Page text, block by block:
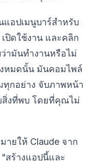
แอปเมนูบาร์สำหรับ
ปิดใช้งาน และคลิก
ามันทำงานหรือไม่
หมดนั้น มันคอมไพล์
ทุกอย่าง จับภาพหน้า
สิ่งที่พบ โดยที่คุณไม่
ยให้ Claude จาก
สร้างแอปนี้และ